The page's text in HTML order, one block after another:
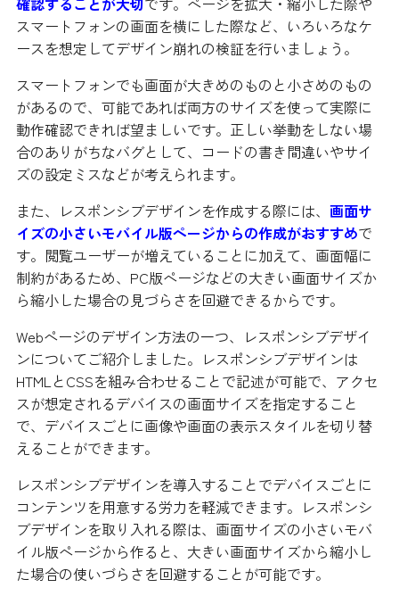
スマートフォンの画面を横にした際など、いろいろなケ
ースを想定してデザイン崩れの検証を行いましょう。
スマートフォンでも画面が大きめのものと小さめのもの
があるので、可能であれば両方のサイズを使って実際に
動作確認できれば望ましいです。正しい挙動をしない場
合のありがちなバグとして、コードの書き間違いやサイ
ズの設定ミスなどが考えられます。
また、レスポンシブデザインを作成する際には、 画面サ
イズの小さいモバイル版ページからの作成がおすすめで
す。閲覧ユーザーが増えていることに加えて、画面幅に
制約があるため、PC版ページなどの大きい画面サイズか
ら縮小した場合の見づらさを回避できるからです。
Webページのデザイン方法の一つ、レスポンシブデザイ
ンについてご紹介しました。レスポンシブデザインは
HTMLとCSSを組み合わせることで記述が可能で、アクセ
スが想定されるデバイスの画面サイズを指定すること
で、デバイスごとに画像や画面の表示スタイルを切り替
えることができます。
レスポンシブデザインを導入することでデバイスごとに
コンテンツを用意する労力を軽減できます。レスポンシ
ブデザインを取り入れる際は、画面サイズの小さいモバ
イル版ページから作ると、大きい画面サイズから縮小し
た場合の使いづらさを回避することが可能です。